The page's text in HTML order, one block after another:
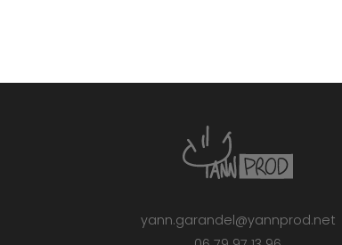
yann.garandel@yannprod.net